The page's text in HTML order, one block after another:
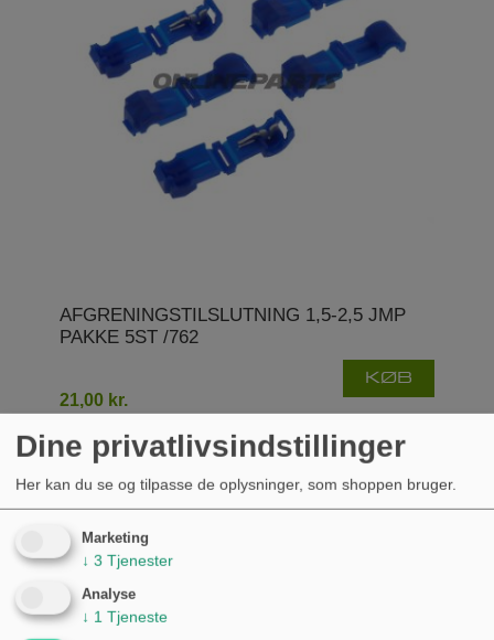
AFGRENINGSTILSLUTNING 1,5-2,5 JMP
PAKKE 5ST /762
21,00 kr.
KØB
Dine privatlivsindstillinger
Her kan du se og tilpasse de oplysninger, som shoppen bruger.
Marketing
↓ 3 Tjenester
Analyse
↓ 1 Tjeneste